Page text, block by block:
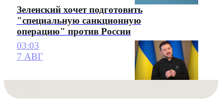
Зеленский хочет подготовить
"специальную санкционную
операцию" против России
03:03
7 АВГ